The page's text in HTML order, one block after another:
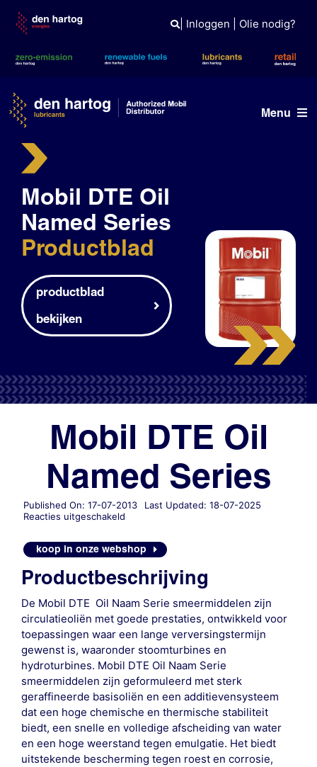
content
| Inloggen Olie nodig?
Menu
Producten
Referenties
Branches
Kennisbank
Mobil DTE Oil
Named Series
Productblad
productblad
bekijken
Mobil DTE Oil
Named Series
Published On: 17-07-2013
Last Updated: 18-07-2025
Reacties uitgeschakeldvoor
Oil
Named
Series
koop in onze webshop
Productbeschrijving
De Mobil DTE Oil Naam Serie smeermiddelen zijn
circulatieoliën met goede prestaties, ontwikkeld voor
toepassingen waar een lange verversingstermijn
gewenst is, waaronder stoomturbines en
hydroturbines. Mobil DTE Oil Naam Serie
smeermiddelen zijn geformuleerd met sterk
geraffineerde basisoliën en een additievensysteem
dat een hoge chemische en thermische stabiliteit
biedt, een snelle en volledige afscheiding van water
en een hoge weerstand tegen emulgatie. Het biedt
uitstekende bescherming tegen roest en corrosie,